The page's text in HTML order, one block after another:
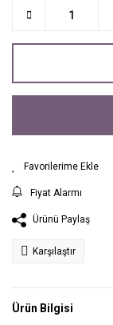
Fiyat Alarmı
Ürünü Paylaş
Karşılaştır
Ürün Bilgisi